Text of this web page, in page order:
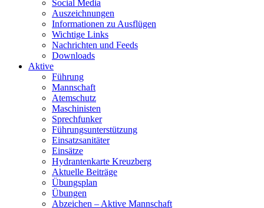
Social Media
Auszeichnungen
Informationen zu Ausflügen
Wichtige Links
Nachrichten und Feeds
Downloads
Aktive
Führung
Mannschaft
Atemschutz
Maschinisten
Sprechfunker
Führungsunterstützung
Einsatzsanitäter
Einsätze
Hydrantenkarte Kreuzberg
Aktuelle Beiträge
Übungsplan
Übungen
Abzeichen – Aktive Mannschaft